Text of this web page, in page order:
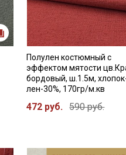
Полулен костюмный с
эффектом мятости
бордовый, ш.1.5м,
лен-30%, 170гр/м.кв
472 руб. 590 руб.